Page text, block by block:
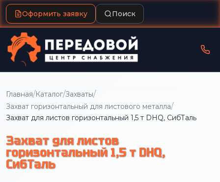
Оформить заявку Поиск
Главная/Каталог/Захваты/
Захват горизонтальный для листового металла/
Захват для листов горизонтальный 1,5 т DHQ, СибТаль
Захват для листов
горизонтальный 1,5 т DHQ,
СибТаль